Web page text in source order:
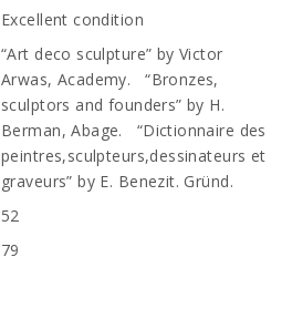
Excellent condition
“Art deco sculpture” by Victor
Arwas, Academy. “Bronzes,
sculptors and founders” by H.
Berman, Abage. “Dictionnaire des
peintres,sculpteurs,dessinateurs et
graveurs” by E. Benezit. Gründ.
52
79